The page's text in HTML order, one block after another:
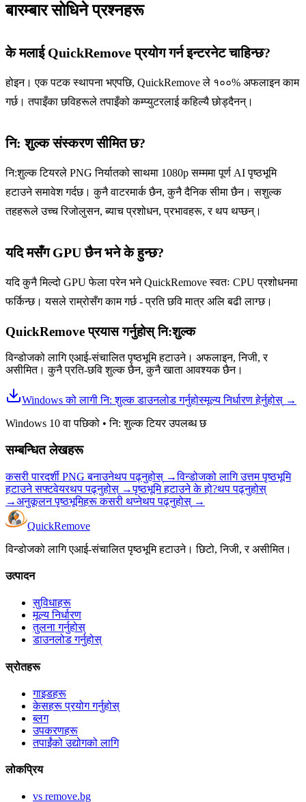
बारम्बार सोधिने प्रश्नहरू
के मलाई QuickRemove प्रयोग गर्न इन्टरनेट चाहिन्छ?
होइन। एक पटक स्थापना भएपछि, QuickRemove ले १००% अफलाइन काम
गर्छ। तपाइँका छविहरूले तपाइँको कम्प्युटरलाई कहिल्यै छोड्दैनन्।
नि: शुल्क संस्करण सीमित छ?
नि:शुल्क टियरले PNG निर्यातको साथमा 1080p सम्ममा पूर्ण AI पृष्ठभूमि
हटाउने समावेश गर्दछ। कुनै वाटरमार्क छैन, कुनै दैनिक सीमा छैन। सशुल्क
तहहरूले उच्च रिजोलुसन, ब्याच प्रशोधन, प्रभावहरू, र थप थप्छन्।
यदि मसँग GPU छैन भने के हुन्छ?
यदि कुनै मिल्दो GPU फेला परेन भने QuickRemove स्वतः CPU प्रशोधनमा
फर्किन्छ। यसले राम्रोसँग काम गर्छ - प्रति छवि मात्र अलि बढी लाग्छ।
QuickRemove प्रयास गर्नुहोस् नि:शुल्क
विन्डोजको लागि एआई-संचालित पृष्ठभूमि हटाउने। अफलाइन, निजी, र
असीमित। कुनै प्रति-छवि शुल्क छैन, कुनै खाता आवश्यक छैन।
Windows को लागी नि: शुल्क डाउनलोड गर्नुहोस्मूल्य निर्धारण हेर्नुहोस् →
Windows 10 वा पछिको •नि: शुल्क टियर उपलब्ध छ
सम्बन्धित लेखहरू
कसरी पारदर्शी PNG बनाउनेथप पढ्नुहोस् →विन्डोजको लागि उत्तम पृष्ठभूमि
हटाउने सफ्टवेयरथप पढ्नुहोस् →पृष्ठभूमि हटाउने के हो?थप पढ्नुहोस्
→अनुकूलन पृष्ठभूमिहरू कसरी थप्नेथप पढ्नुहोस् →
QuickRemove
विन्डोजको लागि एआई-संचालित पृष्ठभूमि हटाउने। छिटो, निजी, र असीमित।
उत्पादन
सुविधाहरू
मूल्य निर्धारण
तुलना गर्नुहोस्
डाउनलोड गर्नुहोस्
स्रोतहरू
गाइडहरू
केसहरू प्रयोग गर्नुहोस्
ब्लग
उपकरणहरू
तपाईंको उद्योगको लागि
लोकप्रिय
vs remove.bg